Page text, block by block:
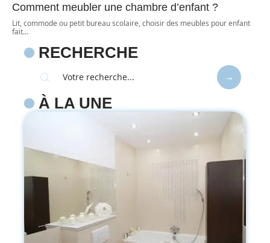
Comment meubler une chambre d’enfant ?
Lit, commode ou petit bureau scolaire, choisir des meubles pour enfant
fait…
RECHERCHE
À LA UNE